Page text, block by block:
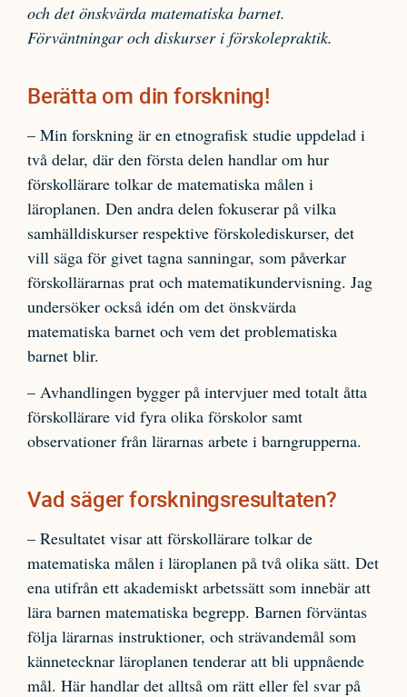
och det önskvärda matematiska barnet.
Förväntningar och diskurser i förskolepraktik.
Berätta om din forskning!
– Min forskning är en etnografisk studie uppdelad i
två delar, där den första delen handlar om hur
förskollärare tolkar de matematiska målen i
läroplanen. Den andra delen fokuserar på vilka
samhälldiskurser respektive förskolediskurser, det
vill säga för givet tagna sanningar, som påverkar
förskollärarnas prat och matematikundervisning. Jag
undersöker också idén om det önskvärda
matematiska barnet och vem det problematiska
barnet blir.
– Avhandlingen bygger på intervjuer med totalt åtta
förskollärare vid fyra olika förskolor samt
observationer från lärarnas arbete i barngrupperna.
Vad säger forskningsresultaten?
– Resultatet visar att förskollärare tolkar de
matematiska målen i läroplanen på två olika sätt. Det
ena utifrån ett akademiskt arbetssätt som innebär att
lära barnen matematiska begrepp. Barnen förväntas
följa lärarnas instruktioner, och strävandemål som
kännetecknar läroplanen tenderar att bli uppnående
mål. Här handlar det alltså om rätt eller fel svar på